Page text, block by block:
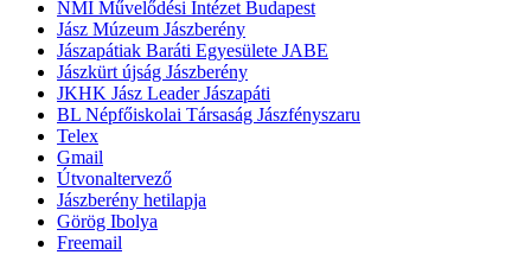
NMI Művelődési Intézet Budapest
Jász Múzeum Jászberény
Jászapátiak Baráti Egyesülete JABE
Jászkürt újság Jászberény
JKHK Jász Leader Jászapáti
BL Népfőiskolai Társaság Jászfényszaru
Telex
Gmail
Útvonaltervező
Jászberény hetilapja
Görög Ibolya
Freemail